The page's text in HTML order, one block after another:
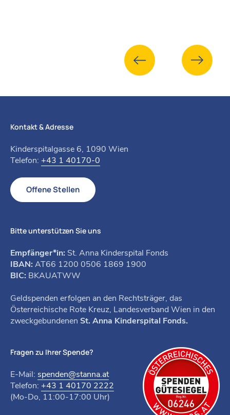
Kontakt & Adresse
Kinderspitalgasse 6, 1090 Wien
Telefon: +43 1 40170-0
Offene Stellen
Bitte unterstützen Sie uns
Empfänger*in: St. Anna Kinderspital Fonds
IBAN: AT66 1200 0506 1869 1900
BIC: BKAUATWW
Geldspenden erfolgen an den Rechtsträger, das
Österreichische Rote Kreuz, Landesverband Wien in den
zweckgebundenen St. Anna Kinderspital Fonds.
Fragen zu Ihrer Spende?
E-Mail: spenden@stanna.at
Telefon: +43 1 40170 2222
(Mo-Do, 11:00-17:00 Uhr)